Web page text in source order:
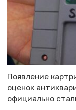
Появление
оценок
официально